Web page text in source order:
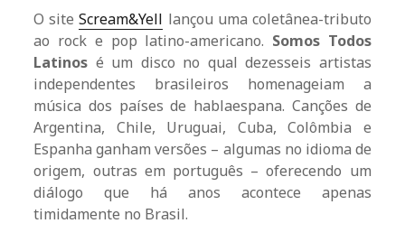
O siteScream&Yell lançou uma coletânea-tributo
ao rock e pop latino-americano. Somos Todos
Latinos é um disco no qual dezesseis artistas
independentes brasileiros homenageiam a
música dos países de hablaespana. Canções de
Argentina, Chile, Uruguai, Cuba, Colômbia e
Espanha ganham versões – algumas no idioma de
origem, outras em português – oferecendo um
diálogo que há anos acontece apenas
timidamente no Brasil.